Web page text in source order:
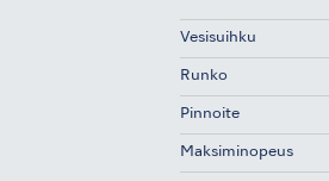
Vesisuihku
Runko
Pinnoite
Maksiminopeus